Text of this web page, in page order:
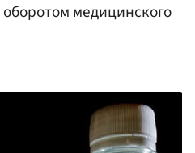
медицинского